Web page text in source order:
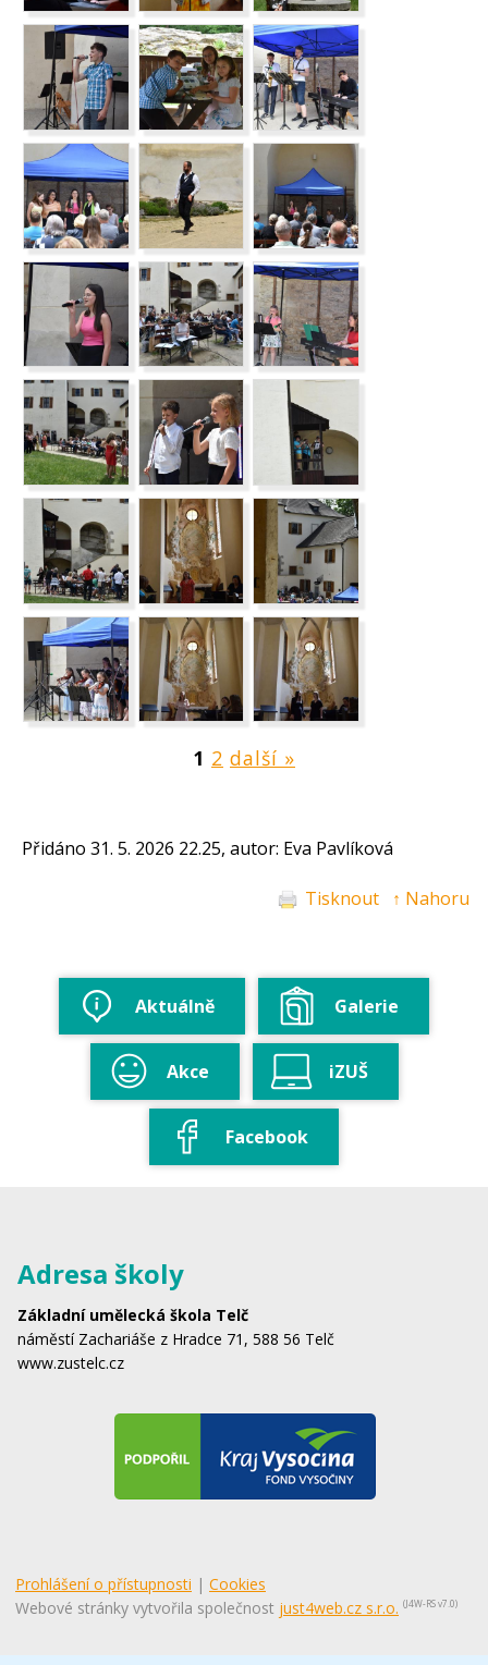
1 2 další »
Přidáno 31. 5. 2026 22.25, autor: Eva Pavlíková
Tisknout ↑ Nahoru
Aktuálně Galerie
Akce iZUŠ
Facebook
Adresa školy
Základní umělecká škola Telč
náměstí Zachariáše z Hradce 71, 588 56 Telč
www.zustelc.cz
Prohlášení o přístupnosti | Cookies
Webové stránky vytvořila společnost just4web.cz s.r.o. (J4W-RS v7.0)